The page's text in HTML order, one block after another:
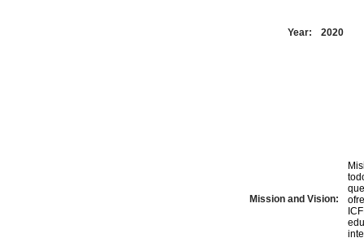
Year: 2020
Mission and Vision: